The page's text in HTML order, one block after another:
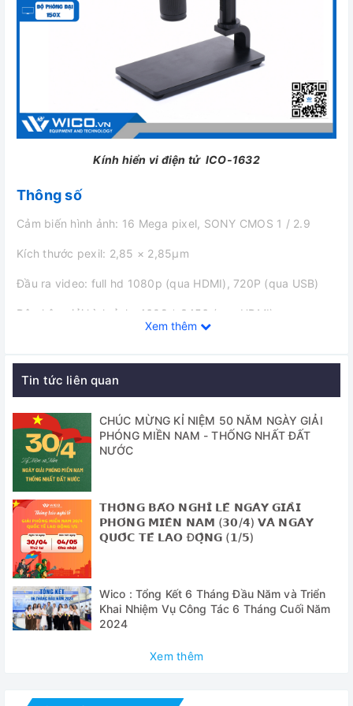
Kính hiển vi điện tử ICO-1632
Thông số
Cảm biến hình ảnh: 16 Mega pixel, SONY CMOS 1 / 2.9
Kích thước pexil: 2,85 × 2,85μm
Đầu ra video: full hd 1080p (qua HDMI), 720P (qua USB)
Độ phân giải hình ảnh: 4608 * 3456 (qua HDMI)
Định dạng hình ảnh: jpeg
Độ phân giải: 1920 * 1080 @ 30fps, 720p 160 @ fps
Giao diện thẻ TF: tối đa 64G
Hỗ trợ Pc: hệ thống windows XP / 7/8/10
Zoom kỹ thuật số: zoom kỹ thuật số 4 lần
Tỷ lệ thu phóng: 5: 1
Độ phóng đại: 0,11X-2X (khoảng 5x-150x trên màn hình 21
inch)
Khoảng cách làm việc: 55mm — 68000mm với bộ chuyển
Xem thêm
Tin tức liên quan
CHÚC MỪNG KỈ NIỆM 50 NĂM NGÀY GIẢI
PHÓNG MIỀN NAM - THỐNG NHẤT ĐẤT
NƯỚC
𝗧𝗛𝗢̂𝗡𝗚 𝗕𝗔́𝗢 𝗡𝗚𝗛𝗜̉ 𝗟𝗘̂̃ 𝗡𝗚𝗔̀𝗬 𝗚𝗜𝗔̉𝗜
𝗣𝗛𝗢́𝗡𝗚 𝗠𝗜𝗘̂̀𝗡 𝗡𝗔𝗠 (𝟯𝟬/𝟰) 𝗩𝗔̀ 𝗡𝗚𝗔̀𝗬
𝗤𝗨𝗢̂́𝗖 𝗧𝗘̂́ 𝗟𝗔𝗢 Đ𝗢̣̂𝗡𝗚 (𝟭/𝟱)
Wico : Tổng Kết 6 Tháng Đầu Năm và Triển
Khai Nhiệm Vụ Công Tác 6 Tháng Cuối Năm
2024
Xem thêm